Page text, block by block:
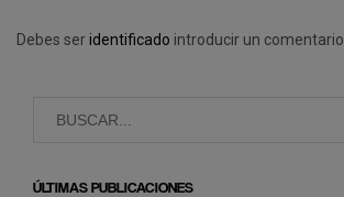
Debes seridentificado introducir un comentario.
ÚLTIMAS PUBLICACIONES